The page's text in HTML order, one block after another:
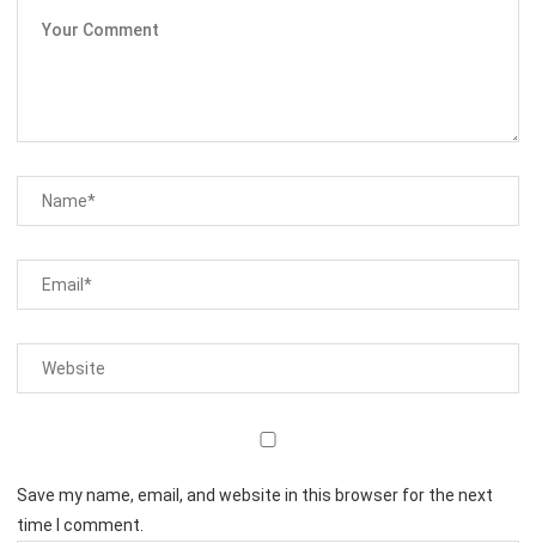
Save my name, email, and website in this browser for the next
time I comment.